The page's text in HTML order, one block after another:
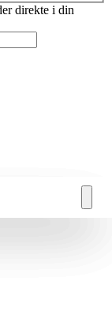
direkte i din